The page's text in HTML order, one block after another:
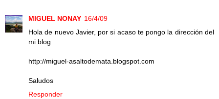
MIGUEL NONAY 16/4/09
Hola de nuevo Javier, por si acaso te pongo la dirección del
mi blog
http://miguel-asaltodemata.blogspot.com
Saludos
Responder